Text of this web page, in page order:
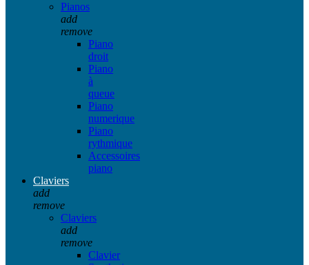
Pianos
add
remove
Piano
droit
Piano
à
queue
Piano
numerique
Piano
rythmique
Accessoires
piano
Claviers
add
remove
Claviers
add
remove
Clavier